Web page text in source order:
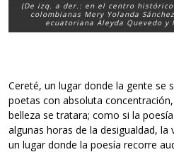
(De izq. a der.: en el centro
colombianas Mery Yolanda
ecuatoriana Aleyda Quevedo y
Cereté, un lugar donde la gente se
poetas con absoluta
belleza se tratara; como si la
algunas horas de la desigualdad, la
un lugar donde la poesía recorre